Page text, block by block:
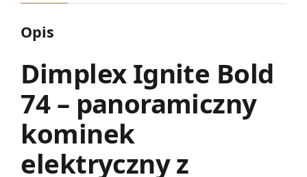
o
m
k
e
l
e
k
Opis
Dimplex Ignite Bold
74 – panoramiczny
kominek
elektryczny z